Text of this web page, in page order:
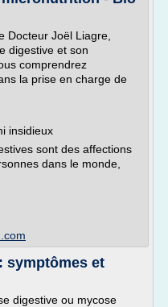
Docteur Joël Liagre,
digestive et son
comprendrez
la prise en charge de
insidieux
sont des affections
dans le monde,
symptômes et
digestive ou mycose